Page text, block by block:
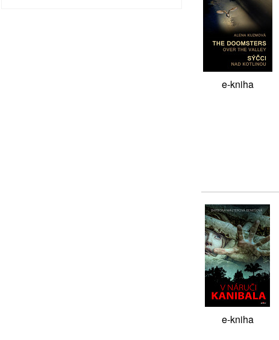
e-kniha
e-kniha